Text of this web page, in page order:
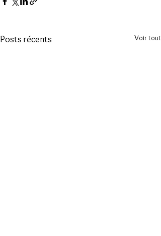
Posts récents Voir tout